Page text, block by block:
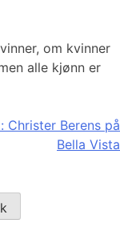
om kvinner
alle kjønn er
Christer Berens på
Bella Vista